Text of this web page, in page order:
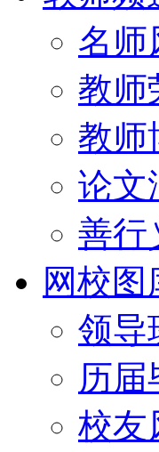
名师
教师
教师
论文
善行
网校图
领导
历届
校友